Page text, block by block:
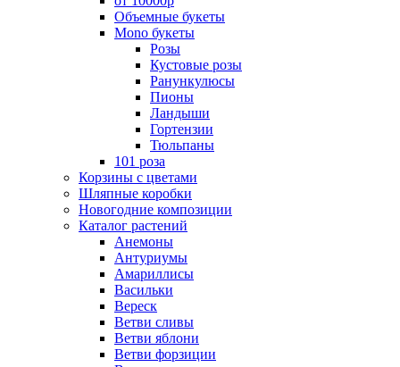
Объемные букеты
Mono букеты
Розы
Кустовые розы
Ранункулюсы
Пионы
Ландыши
Гортензии
Тюльпаны
101 роза
Корзины с цветами
Шляпные коробки
Новогодние композиции
Каталог растений
Анемоны
Антуриумы
Амариллисы
Васильки
Вереск
Ветви сливы
Ветви яблони
Ветви форзиции